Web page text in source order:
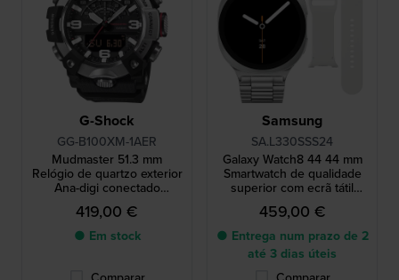
G-Shock
GG-B100XM-1AER
Mudmaster 51.3 mm
Relógio de quartzo exterior
Ana-digi conectado
resistente à lama
419,00 €
● Em stock
Samsung
SA.L330SSS24
Galaxy Watch8 44 44 mm
Smartwatch de qualidade
superior com ecrã tátil
AMOLED e bracelete extra
459,00 €
● Entrega num prazo de 2
até 3 dias úteis